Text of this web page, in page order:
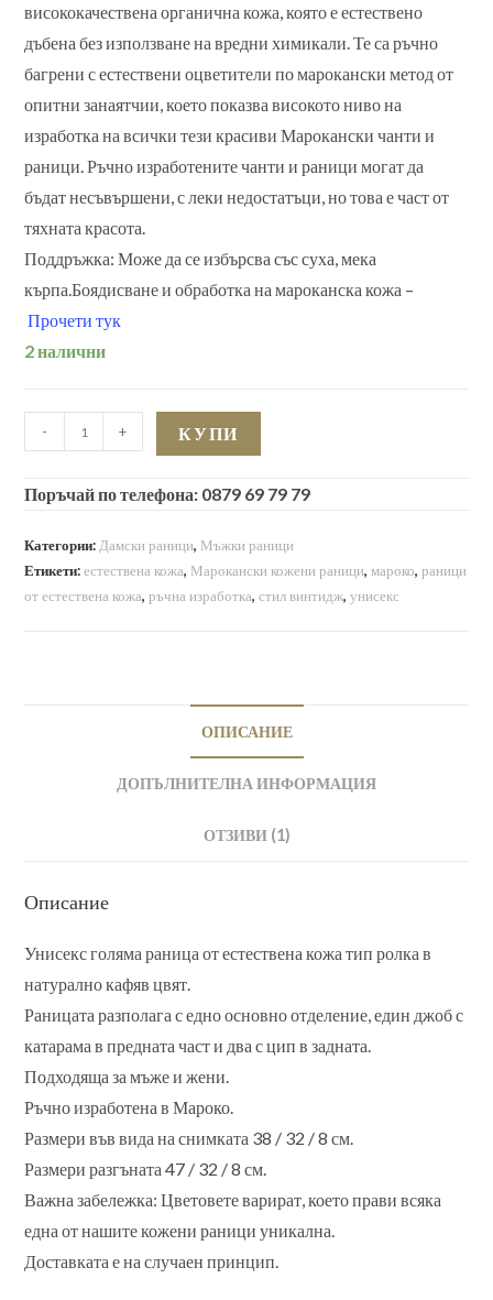
висококачествена органична кожа, която е естествено
дъбена без използване на вредни химикали. Те са ръчно
багрени с естествени оцветители по марокански метод от
опитни занаятчии, което показва високото ниво на
изработка на всички тези красиви Марокански чанти и
раници. Ръчно изработените чанти и раници могат да
бъдат несъвършени, с леки недостатъци, но това е част от
тяхната красота.
Поддръжка: Може да се избърсва със суха, мека
кърпа.Боядисване и обработка на мароканска кожа –
Прочети тук
2 налични
-
количество
за
мароканска
+ КУПИ
Поръчай по телефона: 0879 69 79 79
Категории:Дамски раници, Мъжки раници
Етикети:естествена кожа, Марокански кожени раници,мароко,раници
от естествена кожа,ръчна изработка,стил винтидж,унисекс
ОПИСАНИЕ
ДОПЪЛНИТЕЛНА ИНФОРМАЦИЯ
ОТЗИВИ (1)
Описание
Унисекс голяма раница от естествена кожа тип ролка в
натурално кафяв цвят.
Раницата разполага с едно основно отделение, един джоб с
катарама в предната част и два с цип в задната.
Подходяща за мъже и жени.
Ръчно изработена в Мароко.
Размери във вида на снимката 38 / 32 / 8 см.
Размери разгъната 47 / 32 / 8 см.
Важна забележка: Цветовете варират, което прави всяка
една от нашите кожени раници уникална.
Доставката е на случаен принцип.